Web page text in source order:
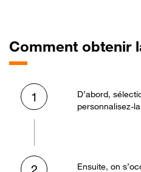
Comment obtenir
1
D’abord,
personnalisez-
Ensuite, on